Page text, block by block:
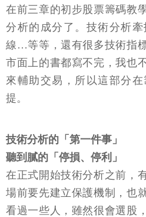
在前三章的初步股票籌碼教
分析的成分了。技術分析
線…等等，還有很多技術指
市面上的書都寫不完，我也
來輔助交易，所以這部分
提。
技術分析的「第一件事」
聽到膩的「停損、停利」
在正式開始技術分析之前，
場前要先建立保護機制，也
看過一些人，雖然很會選股